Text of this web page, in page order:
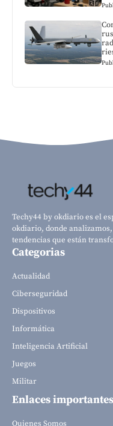
Techy44 by okdiario es el
okdiario, donde
tendencias que están
Categorias
Actualidad
Ciberseguridad
Dispositivos
Informática
Inteligencia Artificial
Juegos
Militar
Enlaces importantes
Quienes Somos